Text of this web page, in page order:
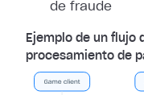
de fraude
Ejemplo de un flujo
procesamiento de